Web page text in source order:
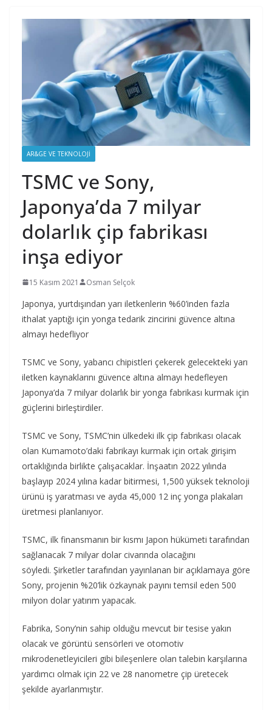
AR&GE VE TEKNOLOJI
TSMC ve Sony,
Japonya’da 7 milyar
dolarlık çip fabrikası
inşa ediyor
15 Kasım 2021 Osman Selçok
Japonya, yurtdışından yarı iletkenlerin %60’inden fazla
ithalat yaptığı için yonga tedarik zincirini güvence altına
almayı hedefliyor
TSMC ve Sony, yabancı chipistleri çekerek gelecekteki yarı
iletken kaynaklarını güvence altına almayı hedefleyen
Japonya’da 7 milyar dolarlık bir yonga fabrikası kurmak için
güçlerini birleştirdiler.
TSMC ve Sony, TSMC’nin ülkedeki ilk çip fabrikası olacak
olan Kumamoto’daki fabrikayı kurmak için ortak girişim
ortaklığında birlikte çalışacaklar. İnşaatın 2022 yılında
başlayıp 2024 yılına kadar bitirmesi, 1,500 yüksek teknoloji
ürünü iş yaratması ve ayda 45,000 12 inç yonga plakaları
üretmesi planlanıyor.
TSMC, ilk finansmanın bir kısmı Japon hükümeti tarafından
sağlanacak 7 milyar dolar civarında olacağını
söyledi. Şirketler tarafından yayınlanan bir açıklamaya göre
Sony, projenin %20’lik özkaynak payını temsil eden 500
milyon dolar yatırım yapacak.
Fabrika, Sony’nin sahip olduğu mevcut bir tesise yakın
olacak ve görüntü sensörleri ve otomotiv
mikrodenetleyicileri gibi bileşenlere olan talebin karşılarına
yardımcı olmak için 22 ve 28 nanometre çip üretecek
şekilde ayarlanmıştır.